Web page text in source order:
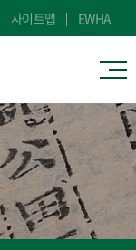
사이트맵 EWHA